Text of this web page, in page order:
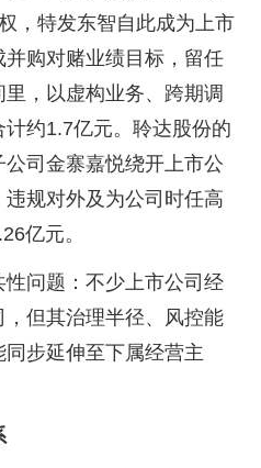
，特发东智自此成为上市
购对赌业绩目标，留任
，以虚构业务、跨期调
约1.7亿元。聆达股份的
司金寨嘉悦绕开上市公
规对外及为公司时任高
亿元。
问题：不少上市公司经
但其治理半径、风控能
步延伸至下属经营主